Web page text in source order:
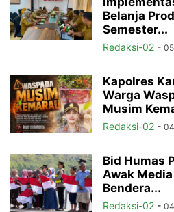
Belanja
Semester...
Redaksi-02 -
Kapolres
Warga
Musim
Redaksi-02 -
Bid Humas
Awak
Bendera...
Redaksi-02 -